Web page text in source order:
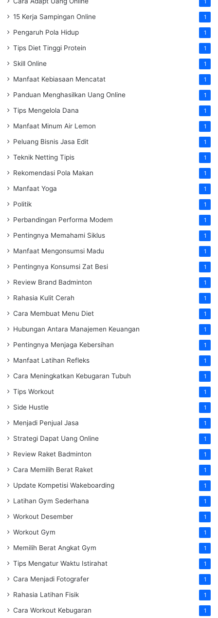
1
15 Kerja Sampingan Online 1
Pengaruh Pola Hidup 1
Tips Diet Tinggi Protein 1
Skill Online 1
Manfaat Kebiasaan Mencatat 1
Panduan Menghasilkan Uang Online 1
Tips Mengelola Dana 1
Manfaat Minum Air Lemon 1
Peluang Bisnis Jasa Edit 1
Teknik Netting Tipis 1
Rekomendasi Pola Makan 1
Manfaat Yoga 1
Politik 1
Perbandingan Performa Modem 1
Pentingnya Memahami Siklus 1
Manfaat Mengonsumsi Madu 1
Pentingnya Konsumsi Zat Besi 1
Review Brand Badminton 1
Rahasia Kulit Cerah 1
Cara Membuat Menu Diet 1
Hubungan Antara Manajemen Keuangan 1
Pentingnya Menjaga Kebersihan 1
Manfaat Latihan Refleks 1
Cara Meningkatkan Kebugaran Tubuh 1
Tips Workout 1
Side Hustle 1
Menjadi Penjual Jasa 1
Strategi Dapat Uang Online 1
Review Raket Badminton 1
Cara Memilih Berat Raket 1
Update Kompetisi Wakeboarding 1
Latihan Gym Sederhana 1
Workout Desember 1
Workout Gym 1
Memilih Berat Angkat Gym 1
Tips Mengatur Waktu Istirahat 1
Cara Menjadi Fotografer 1
Rahasia Latihan Fisik 1
Cara Workout Kebugaran 1